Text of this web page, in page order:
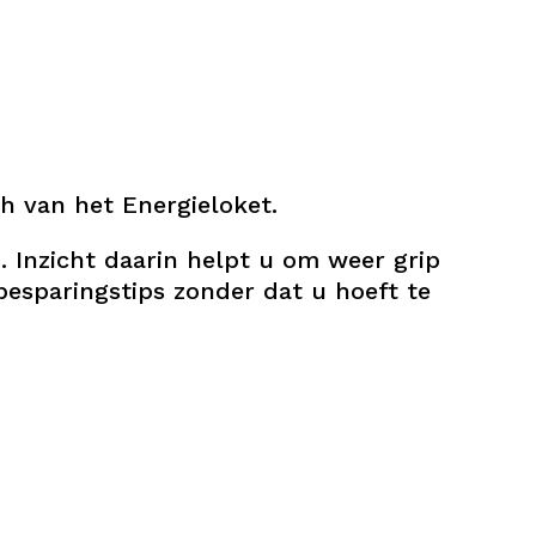
van het Energieloket.
Inzicht daarin helpt u om weer grip
zonder dat u hoeft te